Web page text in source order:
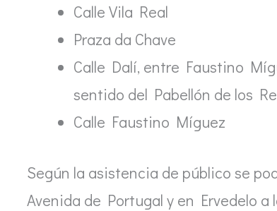
Calle Vila Real
Praza da Chave
Calle Dalí, entre Faustino
sentido del Pabellón de los
Calle Faustino Míguez
Según la asistencia de público se
Avenida de Portugal y en Ervedelo